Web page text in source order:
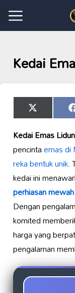
Kedai
Share
on
X
(Twitter)
Kedai Emas
pencintaemas di
reka bentuk unik.
kedai ini
perhiasan mewah
Dengan
komited
harga yang
pengalaman